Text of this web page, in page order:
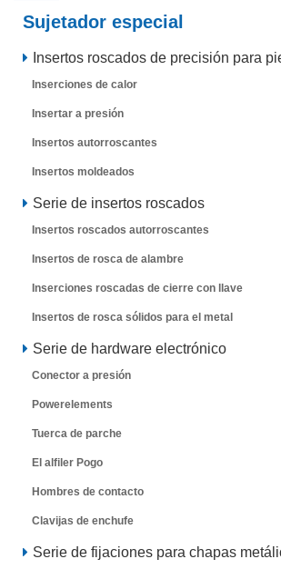
Sujetador especial
Insertos roscados de precisión para
Inserciones de calor
Insertar a presión
Insertos autorroscantes
Insertos moldeados
Serie de insertos roscados
Insertos roscados autorroscantes
Insertos de rosca de alambre
Inserciones roscadas de cierre con llave
Insertos de rosca sólidos para el metal
Serie de hardware electrónico
Conector a presión
Powerelements
Tuerca de parche
El alfiler Pogo
Hombres de contacto
Clavijas de enchufe
Serie de fijaciones para chapas